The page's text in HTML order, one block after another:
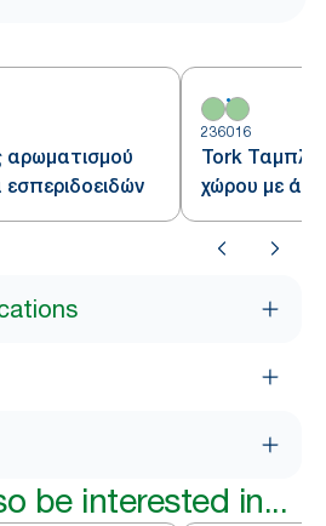
αρωματισμού
236016
Tork
χώρου με
be interested in...